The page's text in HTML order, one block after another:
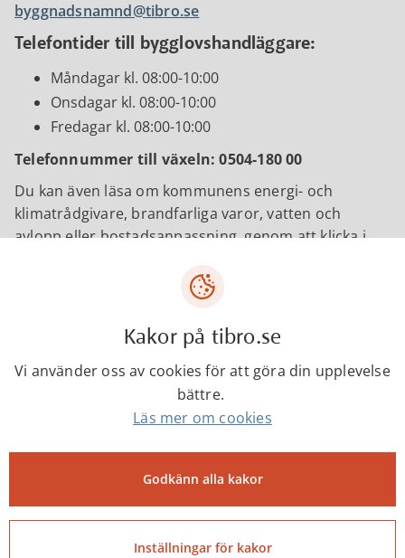
byggnadsnamnd@tibro.se
Telefontider till bygglovshandläggare:
Måndagar kl. 08:00-10:00
Onsdagar kl. 08:00-10:00
Fredagar kl. 08:00-10:00
Telefonnummer till växeln: 0504-180 00
Du kan även läsa om kommunens energi- och
klimatrådgivare, brandfarliga varor, vatten och
avlopp eller bostadsanpassning, genom att klicka i
Nya regler för bygglov
Riksdagen har beslutat om ett nytt
regelverk för bygglov som börjar gälla från
den 1 december. Det påverkar bland annat
Kakor på tibro.se
Vi använder oss av cookies för att göra din upplevelse
bättre.
Läs mer om cookies
Godkänn alla kakor
Inställningar för kakor